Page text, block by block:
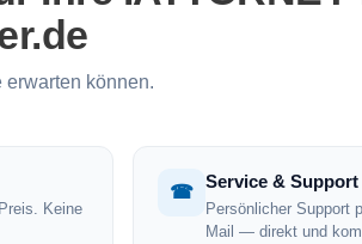
erwarten können.
Keine
☎
Service & Support
Persönlicher Support
Mail — direkt und